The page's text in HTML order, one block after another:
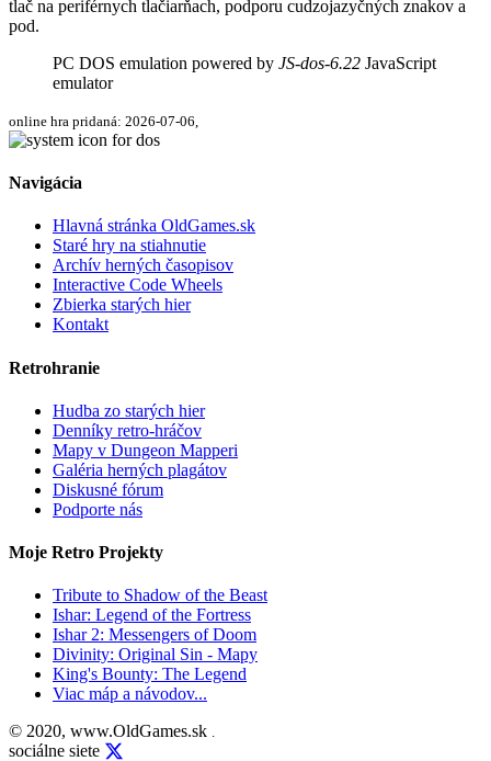
tlač na periférnych tlačiarňach, podporu cudzojazyčných znakov a
pod.
PC DOS emulation powered by JS-dos-6.22 JavaScript
emulator
online hra pridaná: 2026-07-06,
Navigácia
Hlavná stránka OldGames.sk
Staré hry na stiahnutie
Archív herných časopisov
Interactive Code Wheels
Zbierka starých hier
Kontakt
Retrohranie
Hudba zo starých hier
Denníky retro-hráčov
Mapy v Dungeon Mapperi
Galéria herných plagátov
Diskusné fórum
Podporte nás
Moje Retro Projekty
Tribute to Shadow of the Beast
Ishar: Legend of the Fortress
Ishar 2: Messengers of Doom
Divinity: Original Sin - Mapy
King's Bounty: The Legend
Viac máp a návodov...
© 2020, www.OldGames.sk .
sociálne siete